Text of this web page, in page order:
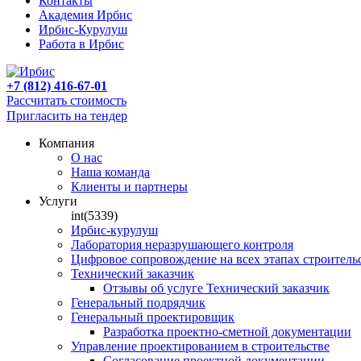
Академия Ирбис
Ирбис-Курулуш
Работа в Ирбис
+7 (812) 416-67-01
Рассчитать стоимость
Пригласить на тендер
Компания
О нас
Наша команда
Клиенты и партнеры
Услуги
int(5339)
Ирбис-курулуш
Лаборатория неразрушающего контроля
Цифровое сопровождение на всех этапах
Технический заказчик
Отзывы об услуге Технический заказчик
Генеральный подрядчик
Генеральный проектировщик
Разработка проектно-сметной документации
Управление проектированием в строительстве